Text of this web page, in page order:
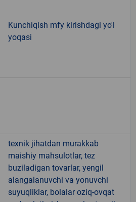
Kunchiqish mfy kirishdagi yo'l
yoqasi
texnik jihatdan murakkab
maishiy mahsulotlar, tez
buziladigan tovarlar, yengil
alangalanuvchi va yonuvchi
suyuqliklar, bolalar oziq-ovqat